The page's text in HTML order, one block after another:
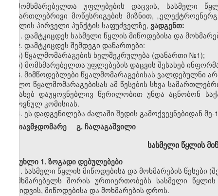
მომხმარებელთა უფლებების დაცვის, სასმელი
სამართლებრივი მოწესრიგების მიზნით,
მუხლის პირველი პუნქტის საფუძველზე, ვადგენთ:
1. დამტკიცდეს სასმელი წყლის მიწოდებისა და
2. დამტკიცდეს შემდეგი დანართები:
ა) წყალმომარაგების ხელშეკრულება (დანართი №1);
ბ) მომხმარებელთა უფლებების დაცვის შესახებ
3. მიმწოდებლები წყალმომარაგებისას ვალდებულნი
ხოლო წყალმომარაგებისას ამ წესების სხვა
შესახებ დაუყოვნებლივ წერილობით უნდა აცნობონ
ეროვნულ კომისიას.
4. ეს დადგენილება ძალაში შედის გამოქვეყნებიდან
თავმჯდომარე გ. ჩალაგაშვილი
სასმელი წყლის
მუხლი 1. ზოგადი დებულებები
1. სასმელი წყლის მიწოდებისა და მოხმარების
მომხმარებელს შორის ურთიერთობებს სასმელი
გაყიდვის, მიწოდებისა და მოხმარების დროს.